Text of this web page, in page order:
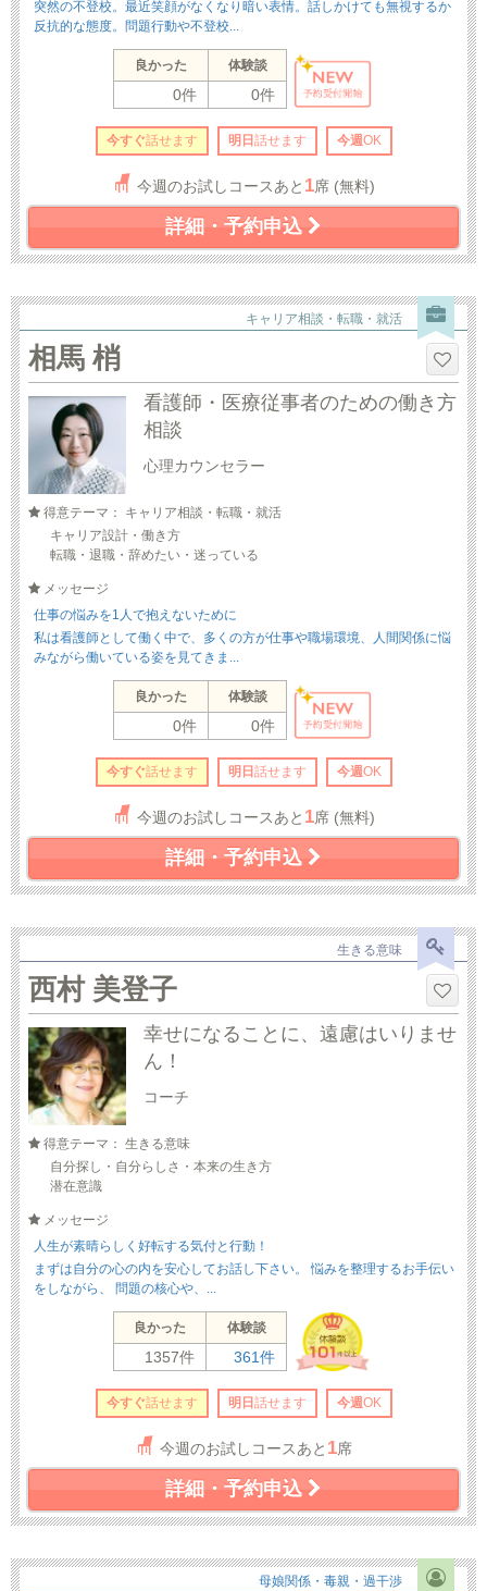
突然の不登校。最近笑顔がなくなり暗い表情。話しかけても無視するか
反抗的な態度。問題行動や不登校...
良かった 体験談
0件 0件
今すぐ話せます 明日 話せます 今週OK
今週のお試しコースあと 1席 (無料)
詳細・予約申込
キャリア相談・転職・就活
相馬 梢
看護師・医療従事者のための働き方
相談
心理カウンセラー
得意テーマ： キャリア相談・転職・就活
キャリア設計・働き方
転職・退職・辞めたい・迷っている
メッセージ
仕事の悩みを1人で抱えないために
私は看護師として働く中で、多くの方が仕事や職場環境、人間関係に悩
みながら働いている姿を見てきま...
良かった 体験談
0件 0件
今すぐ話せます 明日 話せます 今週OK
今週のお試しコースあと 1席 (無料)
詳細・予約申込
生きる意味
西村 美登子
幸せになることに、遠慮はいりませ
ん！
コーチ
得意テーマ： 生きる意味
自分探し・自分らしさ・本来の生き方
潜在意識
メッセージ
人生が素晴らしく好転する気付と行動！
まずは自分の心の内を安心してお話し下さい。 悩みを整理するお手伝い
をしながら、 問題の核心や、...
良かった 体験談
1357件 361件
今すぐ話せます 明日 話せます 今週OK
今週のお試しコースあと 1席
詳細・予約申込
母娘関係・毒親・過干渉